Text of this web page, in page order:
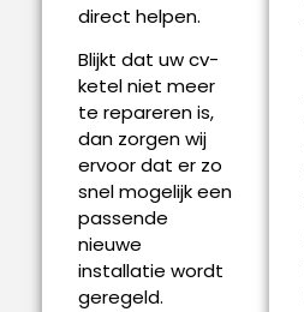
direct helpen.
Blijkt dat uw cv-
ketel niet meer
te repareren is,
dan zorgen wij
ervoor dat er zo
snel mogelijk een
passende
nieuwe
installatie wordt
geregeld.